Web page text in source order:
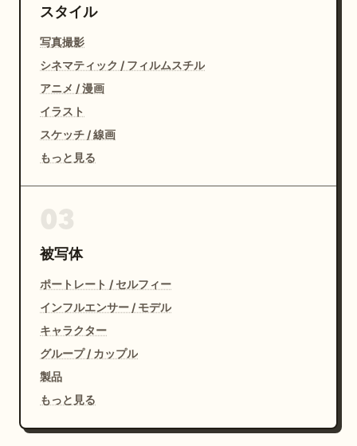
スタイル
写真撮影
シネマティック / フィルムスチル
アニメ / 漫画
イラスト
スケッチ / 線画
もっと見る
被写体
ポートレート / セルフィー
インフルエンサー / モデル
キャラクター
グループ / カップル
製品
もっと見る